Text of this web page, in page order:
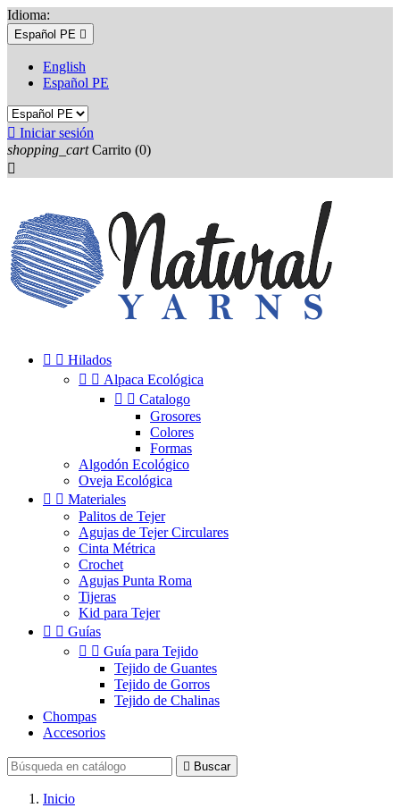
Idioma:
Español PE 
English
Español PE
 Iniciar sesión
shopping_cart Carrito (0)

  Hilados
  Alpaca Ecológica
  Catalogo
Grosores
Colores
Formas
Algodón Ecológico
Oveja Ecológica
  Materiales
Palitos de Tejer
Agujas de Tejer Circulares
Cinta Métrica
Crochet
Agujas Punta Roma
Tijeras
Kid para Tejer
  Guías
  Guía para Tejido
Tejido de Guantes
Tejido de Gorros
Tejido de Chalinas
Chompas
Accesorios
 Buscar
Inicio